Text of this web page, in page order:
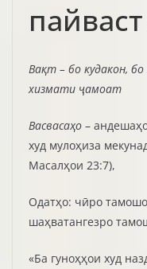
Вақт – бо кудакон,
хизмати ҷамоат
Васвасаҳо –
худ мулоҳиза
Масалҳои 23:7),
Одатҳо: чӣро
шаҳватангезро
«Ба гуноҳҳои худ